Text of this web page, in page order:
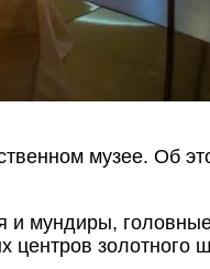
музее. Об
и мундиры,
золотного